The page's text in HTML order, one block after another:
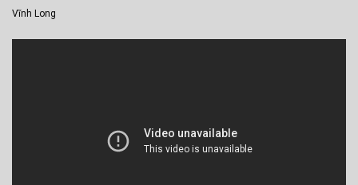
Vĩnh Long